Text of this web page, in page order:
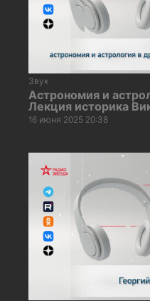
Звук
Астрономия и
Лекция историка
16 июня 2025 20:38